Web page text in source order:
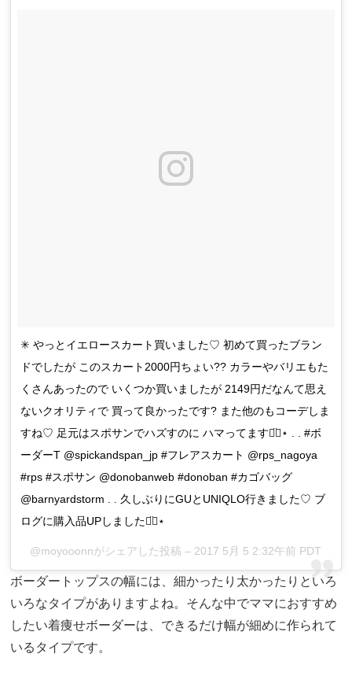
✳︎ やっとイエロースカート買いました♡ 初めて買ったブラン
ドでしたが このスカート2000円ちょい?? カラーやバリエもた
くさんあったので いくつか買いましたが 2149円だなんて思え
ないクオリティで 買って良かったです? また他のもコーデしま
すね♡ 足元はスポサンでハズすのに ハマってます◡̈⃝⋆ . . #ボ
ーダーT @spickandspan_jp #フレアスカート @rps_nagoya
#rps #スポサン @donobanweb #donoban #カゴバッグ
@barnyardstorm . . 久しぶりにGUとUNIQLO行きました♡ ブ
ログに購入品UPしました◡̈⃝⋆
@moyooonnがシェアした投稿 – 2017 5月 5 2:32午前 PDT
ボーダートップスの幅には、細かったり太かったりといろ
いろなタイプがありますよね。そんな中でママにおすすめ
したい着痩せボーダーは、できるだけ幅が細めに作られて
いるタイプです。